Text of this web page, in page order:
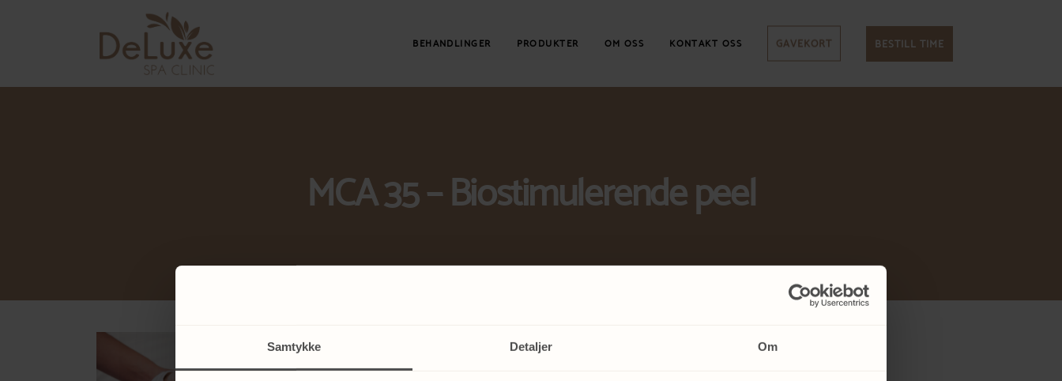
Samtykke Detaljer Om
BEHANDLINGER PRODUKTER OM OSS KONTAKT OSS GAVEKORT BESTILL TIME
MCA 35 – Biostimulerende peel